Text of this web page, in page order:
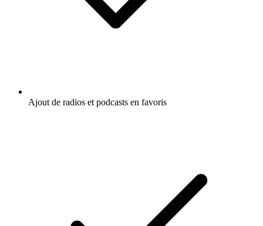
Ajout de radios et podcasts en favoris